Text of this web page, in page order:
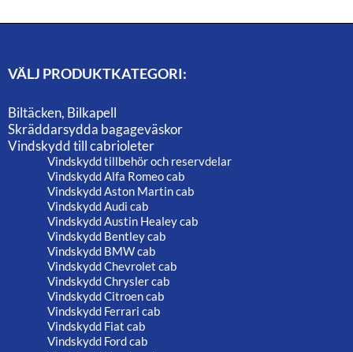
VÄLJ PRODUKTKATEGORI:
Biltäcken, Bilkapell
Skräddarsydda bagageväskor
Vindskydd till cabrioleter
Vindskydd tillbehör och reservdelar
Vindskydd Alfa Romeo cab
Vindskydd Aston Martin cab
Vindskydd Audi cab
Vindskydd Austin Healey cab
Vindskydd Bentley cab
Vindskydd BMW cab
Vindskydd Chevrolet cab
Vindskydd Chrysler cab
Vindskydd Citroen cab
Vindskydd Ferrari cab
Vindskydd Fiat cab
Vindskydd Ford cab